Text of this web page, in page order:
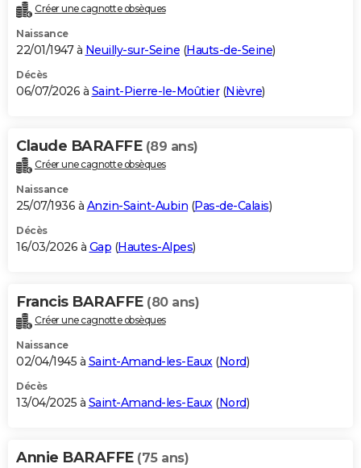
Destinations
City break
Voyage nature
Voyage de noces
Forum
Climat
+PHOTO
GUIDES D'ACHAT
BONS PLANS
Carte de Noël
Carte Bonne année
Carte Saint-Valentin
Carte Pâques
Carte d'anniversaire
DICTIONNAIRE
Dictionnaire
Biographies
Citations
Expressions
Proverbes
PROGRAMME TV
S'inscrire
Se connecter
Lycées
Collèges
Primaires
Universités
Entreprises
Service militaire
Avis de recherche
AVIS DE DÉCÈS
Bricolage
Lifestyle
Culture
Sport
Auto
Television
Voyage
Cinema
Créer une cagnotte obsèques
Naissance
22/01/1947 à Neuilly-sur-Seine (Hauts-de-Seine)
Décès
06/07/2026 à Saint-Pierre-le-Moûtier(Nièvre)
Claude BARAFFE (89 ans)
Créer une cagnotte obsèques
Naissance
25/07/1936 à Anzin-Saint-Aubin (Pas-de-Calais)
Décès
16/03/2026 à Gap (Hautes-Alpes)
Francis BARAFFE (80 ans)
Créer une cagnotte obsèques
Naissance
02/04/1945 à Saint-Amand-les-Eaux(Nord)
Décès
13/04/2025 à Saint-Amand-les-Eaux(Nord)
Annie BARAFFE (75 ans)